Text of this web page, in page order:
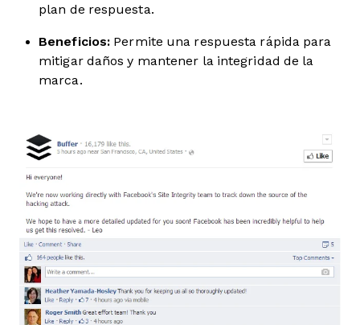
plan de respuesta.
Beneficios: Permite una respuesta rápida para
mitigar daños y mantener la integridad de la
marca.